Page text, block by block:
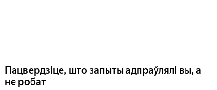
Пацвердзіце, што запыты адпраўлялі вы, а
не робат